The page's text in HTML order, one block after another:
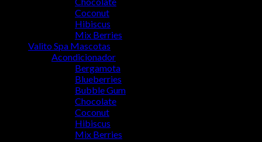
Coconut
Hibiscus
Mix Berries
Valito Spa Mascotas
Acondicionador
Bergamota
Blueberries
Bubble Gum
Chocolate
Coconut
Hibiscus
Mix Berries